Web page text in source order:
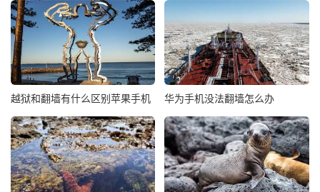
越狱和翻墙有什么区别苹果手机 华为手机没法翻墙怎么办